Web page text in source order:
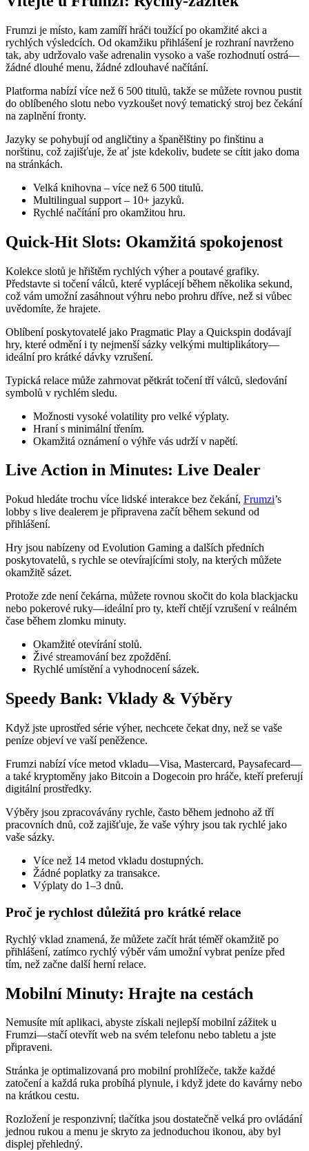
Frumzi je místo, kam zamíří hráči toužící po okamžité akci a
rychlých výsledcích. Od okamžiku přihlášení je rozhraní navrženo
tak, aby udržovalo vaše adrenalin vysoko a vaše rozhodnutí ostrá—
žádné dlouhé menu, žádné zdlouhavé načítání.
Platforma nabízí více než 6 500 titulů, takže se můžete rovnou pustit
do oblíbeného slotu nebo vyzkoušet nový tematický stroj bez čekání
na zaplnění fronty.
Jazyky se pohybují od angličtiny a španělštiny po finštinu a
norštinu, což zajišťuje, že ať jste kdekoliv, budete se cítit jako doma
na stránkách.
Velká knihovna – více než 6 500 titulů.
Multilingual support – 10+ jazyků.
Rychlé načítání pro okamžitou hru.
Quick‑Hit Slots: Okamžitá spokojenost
Kolekce slotů je hřištěm rychlých výher a poutavé grafiky.
Představte si točení válců, které vyplácejí během několika sekund,
což vám umožní zasáhnout výhru nebo prohru dříve, než si vůbec
uvědomíte, že hrajete.
Oblíbení poskytovatelé jako Pragmatic Play a Quickspin dodávají
hry, které odmění i ty nejmenší sázky velkými multiplikátory—
ideální pro krátké dávky vzrušení.
Typická relace může zahrnovat pětkrát točení tří válců, sledování
symbolů v rychlém sledu.
Možnosti vysoké volatility pro velké výplaty.
Hraní s minimální třením.
Okamžitá oznámení o výhře vás udrží v napětí.
Live Action in Minutes: Live Dealer
Pokud hledáte trochu více lidské interakce bez čekání, Frumzi’s
lobby s live dealerem je připravena začít během sekund od
přihlášení.
Hry jsou nabízeny od Evolution Gaming a dalších předních
poskytovatelů, s rychle se otevírajícími stoly, na kterých můžete
okamžitě sázet.
Protože zde není čekárna, můžete rovnou skočit do kola blackjacku
nebo pokerové ruky—ideální pro ty, kteří chtějí vzrušení v reálném
čase během zlomku minuty.
Okamžité otevírání stolů.
Živé streamování bez zpoždění.
Rychlé umístění a vyhodnocení sázek.
Speedy Bank: Vklady & Výběry
Když jste uprostřed série výher, nechcete čekat dny, než se vaše
peníze objeví ve vaší peněžence.
Frumzi nabízí více metod vkladu—Visa, Mastercard, Paysafecard—
a také kryptoměny jako Bitcoin a Dogecoin pro hráče, kteří preferují
digitální prostředky.
Výběry jsou zpracovávány rychle, často během jednoho až tří
pracovních dnů, což zajišťuje, že vaše výhry jsou tak rychlé jako
vaše sázky.
Více než 14 metod vkladu dostupných.
Žádné poplatky za transakce.
Výplaty do 1–3 dnů.
Proč je rychlost důležitá pro krátké relace
Rychlý vklad znamená, že můžete začít hrát téměř okamžitě po
přihlášení, zatímco rychlý výběr vám umožní vybrat peníze před
tím, než začne další herní relace.
Mobilní Minuty: Hrajte na cestách
Nemusíte mít aplikaci, abyste získali nejlepší mobilní zážitek u
Frumzi—stačí otevřít web na svém telefonu nebo tabletu a jste
připraveni.
Stránka je optimalizovaná pro mobilní prohlížeče, takže každé
zatočení a každá ruka probíhá plynule, i když jdete do kavárny nebo
na krátkou cestu.
Rozložení je responzivní; tlačítka jsou dostatečně velká pro ovládání
jednou rukou a menu je skryto za jednoduchou ikonou, aby byl
displej přehledný.